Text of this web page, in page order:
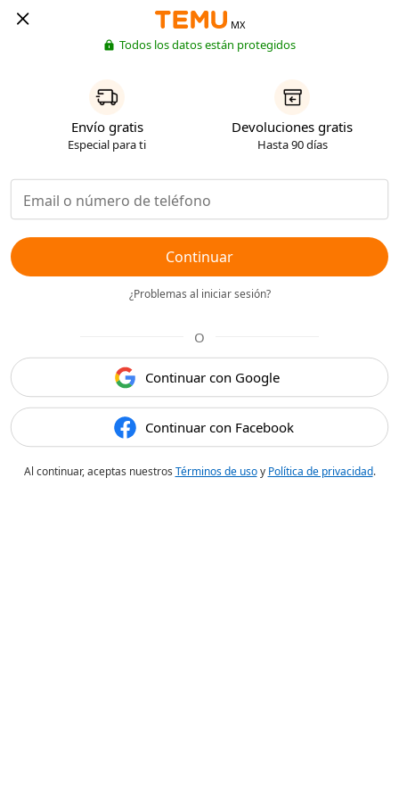
MX
Todos los datos están protegidos
Envío gratis
Especial para ti
Devoluciones gratis
Hasta 90 días
Continuar
¿Problemas al iniciar sesión?
O
Continuar con Google
Continuar con Facebook
Al continuar, aceptas nuestros Términos de usoy Política de privacidad.